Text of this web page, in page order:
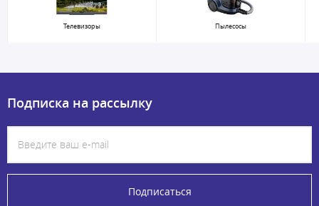
Телевизоры Пылесосы
Подписка на рассылку
Подписаться